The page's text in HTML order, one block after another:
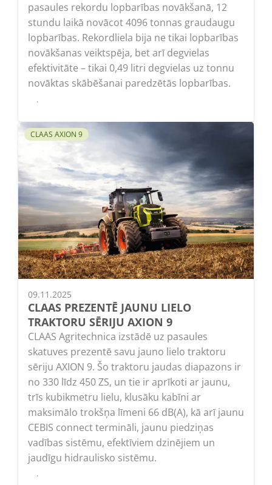
pasaules rekordu lopbarības novākšanā, 12
stundu laikā novācot 4096 tonnas graudaugu
lopbarības. Rekordliela bija ne tikai lopbarības
novākšanas veiktspēja, bet arī degvielas
efektivitāte – tikai 0,49 litri degvielas uz tonnu
novāktas skābēšanai paredzētās lopbarības.
Lasīt
CLAAS AXION 9
09.11.2025
CLAAS PREZENTĒ JAUNU LIELO
TRAKTORU SĒRIJU AXION 9
CLAAS Agritechnica izstādē uz pasaules
skatuves prezentē savu jauno lielo traktoru
sēriju AXION 9. Šo traktoru jaudas diapazons ir
no 330 līdz 450 ZS, un tie ir aprīkoti ar jaunu,
trīs kubikmetru lielu, klusāku kabīni ar
maksimālo trokšņa līmeni 66 dB(A), kā arī jaunu
CEBIS connect termināli, jaunu piedziņas
vadības sistēmu, efektīviem dzinējiem un
jaudīgu hidraulisko sistēmu.
Lasīt